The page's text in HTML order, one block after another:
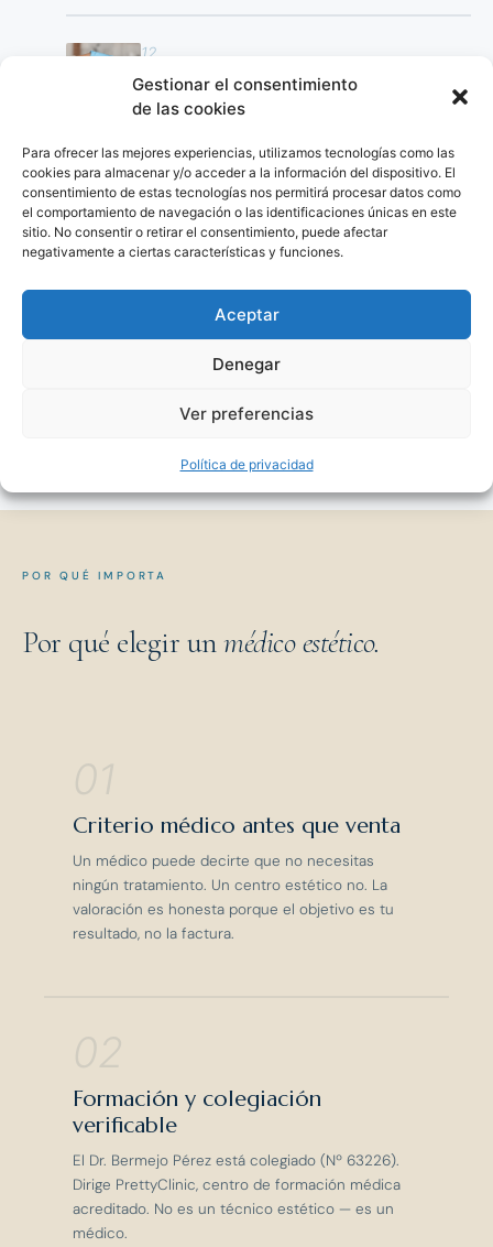
Gestionar el consentimiento
de las cookies
Para ofrecer las mejores experiencias, utilizamos tecnologías como las
cookies para almacenar y/o acceder a la información del dispositivo. El
consentimiento de estas tecnologías nos permitirá procesar datos como
el comportamiento de navegación o las identificaciones únicas en este
sitio. No consentir o retirar el consentimiento, puede afectar
negativamente a ciertas características y funciones.
Aceptar
Denegar
Ver preferencias
Política de privacidad
12
Hidroxiapatita cálcica
18–24 MESES
CALIDAD DE PIEL
13
Peeling químico
SESIONES MANCHAS TEXTURA
SESIONES HIDRATACIÓN
POR QUÉ IMPORTA
Por qué elegir unmédico estético.
Criterio médico antes que venta
Un médico puede decirte que no necesitas
ningún tratamiento. Un centro estético no. La
valoración es honesta porque el objetivo es tu
resultado, no la factura.
Formación y colegiación
verificable
El Dr. Bermejo Pérez está colegiado (Nº 63226).
Dirige PrettyClinic, centro de formación médica
acreditado. No es un técnico estético — es un
médico.